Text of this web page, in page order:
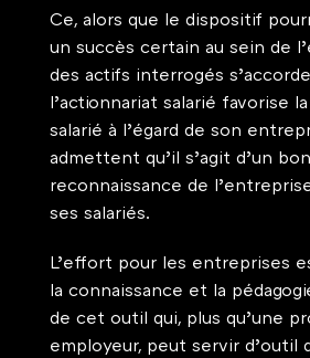
Ce, alors que le dispositif
un succès certain au sein de
des actifs interrogés
l’actionnariat salarié favorise
salarié à l’égard de son
admettent qu’il s’agit d’un
reconnaissance de
ses salariés.
L’effort pour les entreprises
la connaissance et la
de cet outil qui, plus qu’une
employeur, peut servir d’outil